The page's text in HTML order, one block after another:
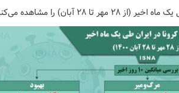
آبان) را مشاهده می‌کنید.